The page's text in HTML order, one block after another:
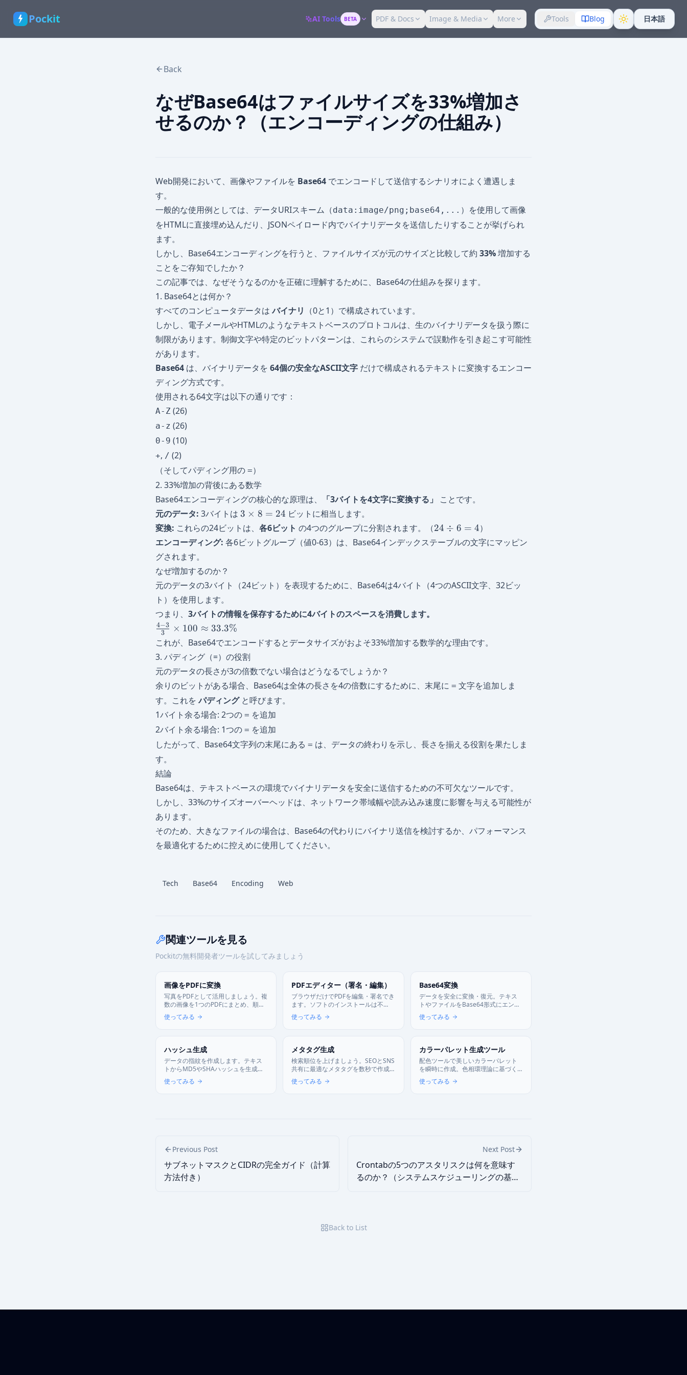
Pockit AI Tools BETA PDF & Docs Image & Media More Tools Blog 日本語
Back
なぜBase64はファイルサイズを33%増加さ
せるのか？（エンコーディングの仕組み）
Web開発において、画像やファイルを Base64 でエンコードして送信するシナリオによく遭遇しま
す。
一般的な使用例としては、データURIスキーム（data:image/png;base64,... ）を使用して画像
をHTMLに直接埋め込んだり、JSONペイロード内でバイナリデータを送信したりすることが挙げられ
ます。
しかし、Base64エンコーディングを行うと、ファイルサイズが元のサイズと比較して約 33%増加する
ことをご存知でしたか？
この記事では、なぜそうなるのかを正確に理解するために、Base64の仕組みを探ります。
1. Base64とは何か？
すべてのコンピュータデータはバイナリ （0と1）で構成されています。
しかし、電子メールやHTMLのようなテキストベースのプロトコルは、生のバイナリデータを扱う際に
制限があります。制御文字や特定のビットパターンは、これらのシステムで誤動作を引き起こす可能性
があります。
Base64 は、バイナリデータを 64個の安全なASCII文字 だけで構成されるテキストに変換するエンコー
ディング方式です。
使用される64文字は以下の通りです：
A-Z (26)
a-z (26)
0-9 (10)
+, / (2)
（そしてパディング用の =）
2. 33%増加の背後にある数学
Base64エンコーディングの核心的な原理は、
「3バイトを4文字に変換する」
ことです。
元のデータ: 3バイトは 3
\times
8 =
24
3 × 8 = 24 ビットに相当します。
変換: これらの24ビットは、 各6ビット の4つのグループに分割されます。（24
\div
6 =
24 ÷ 6 = 4）
エンコーディング: 各6ビットグループ（値0-63）は、Base64インデックステーブルの文字にマッピン
グされます。
なぜ増加するのか？
元のデータの3バイト（24ビット）を表現するために、Base64は4バイト（4つのASCII文字、32ビッ
ト）を使用します。
つまり、 3バイトの情報を保存するために4バイトのスペースを消費します。
\frac{4
- 3}{3}
\times
100
\approx
33.3\%
3
4−3 × 100 ≈ 33.3%
これが、Base64でエンコードするとデータサイズがおよそ33%増加する数学的な理由です。
3. パディング（=）の役割
元のデータの長さが3の倍数でない場合はどうなるでしょうか？
余りのビットがある場合、Base64は全体の長さを4の倍数にするために、末尾に = 文字を追加しま
す。これを パディングと呼びます。
1バイト余る場合: 2つの = を追加
2バイト余る場合: 1つの = を追加
したがって、Base64文字列の末尾にある = は、データの終わりを示し、長さを揃える役割を果たしま
す。
結論
Base64は、テキストベースの環境でバイナリデータを安全に送信するための不可欠なツールです。
しかし、33%のサイズオーバーヘッドは、ネットワーク帯域幅や読み込み速度に影響を与える可能性が
あります。
そのため、大きなファイルの場合は、Base64の代わりにバイナリ送信を検討するか、パフォーマンス
を最適化するために控えめに使用してください。
Tech Base64 Encoding Web
関連ツールを見る
Pockitの無料開発者ツールを試してみましょう
画像をPDFに変換
写真をPDFとして活用しましょう。複
数の画像を1つのPDFにまとめ、順序
も自由に変更できます。すべての処
理はブラウザ内で完結します。
使ってみる
PDFエディター（署名・編集）
ブラウザだけでPDFを編集・署名でき
ます。ソフトのインストールは不
要、重要な書類もサーバーに送らず
安全に書き込めます。
使ってみる
Base64変換
データを安全に変換・復元。テキス
トやファイルをBase64形式にエンコ
ード、またはデコードします。サー
バー通信はありません。
使ってみる
ハッシュ生成
データの指紋を作成します。テキス
トからMD5やSHAハッシュを生成
し、データの改ざんがないかを検証
できます。
使ってみる
メタタグ生成
検索順位を上げましょう。SEOとSNS
共有に最適なメタタグを数秒で作成
し、サイトの集客力を高めます。
使ってみる
カラーパレット生成ツール
配色ツールで美しいカラーパレット
を瞬時に作成。色相環理論に基づく
配色パターン生成、画像から色抽
出、WCAGコントラスト比チェック
使ってみる
Previous Post
サブネットマスクとCIDRの完全ガイド（計算
方法付き）
Next Post
Crontabの5つのアスタリスクは何を意味す
るのか？（システムスケジューリングの基
Back to List